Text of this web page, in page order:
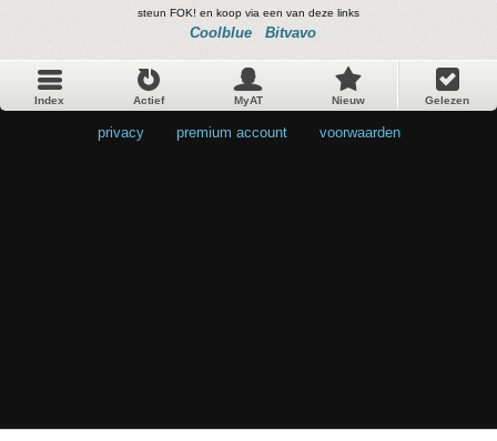
steun FOK! en koop via een van deze links
Coolblue Bitvavo
Index Actief MyAT Nieuw Gelezen
privacy premium account voorwaarden